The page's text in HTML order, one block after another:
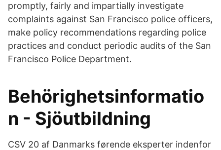
promptly, fairly and impartially investigate
complaints against San Francisco police officers,
make policy recommendations regarding police
practices and conduct periodic audits of the San
Francisco Police Department.
Behörighetsinformatio
n - Sjöutbildning
CSV 20 af Danmarks førende eksperter indenfor